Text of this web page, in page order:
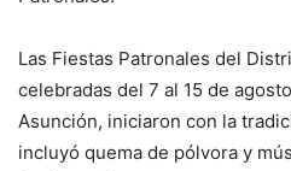
Las Fiestas Patronales del
celebradas del 7 al 15 de
Asunción, iniciaron con la
incluyó quema de pólvora y